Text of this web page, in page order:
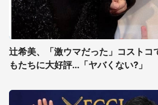
辻希美、「激ウマだった」コストコ
もたちに大好評...「ヤバくない?」